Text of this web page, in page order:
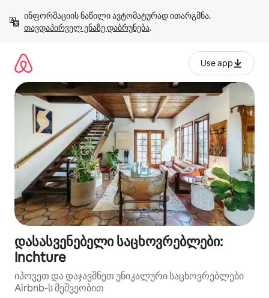
გადასვლა
თავდაპირველ ენაზე დაბრუნება.
Use app
დასასვენებელი საცხოვრებლები:
Inchture
იპოვეთ და დაჯავშნეთ უნიკალური საცხოვრებლები
Airbnb-ს მეშვეობით